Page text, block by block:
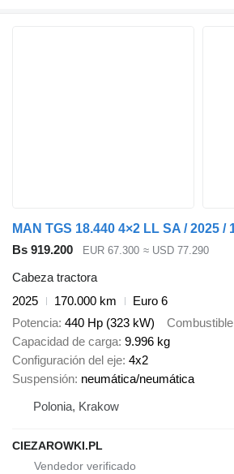
Bs 919.200 EUR 67.300 ≈ USD 77.290
Cabeza tractora
2025
170.000 km
Euro 6
Potencia 440 Hp (323 kW) Combustible
Capacidad de carga 9.996 kg
Configuración del eje 4x2
Suspensión neumática/neumática
Polonia, Krakow
CIEZAROWKI.PL